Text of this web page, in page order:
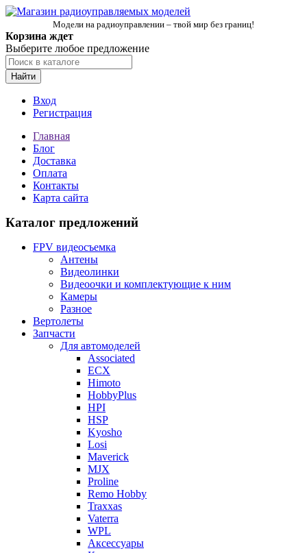
Модели на радиоуправлении – твой мир без границ!
Корзина ждет
Выберите любое предложение
Найти
Вход
Регистрация
Главная
Блог
Доставка
Оплата
Контакты
Карта сайта
Каталог предложений
FPV видеосъемка
Антены
Видеолинки
Видеоочки и комплектующие к ним
Камеры
Разное
Вертолеты
Запчасти
Для автомоделей
Associated
ECX
Himoto
HobbyPlus
HPI
HSP
Kyosho
Losi
Maverick
MJX
Proline
Remo Hobby
Traxxas
Vaterra
WPL
Аксессуары